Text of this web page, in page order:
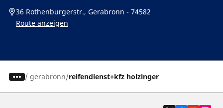
36 Rothenburgerstr., Gerabronn - 74582
Route anzeigen
/ gerabronn reifendienst+kfz holzinger